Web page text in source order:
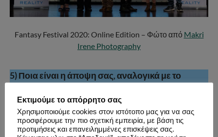
Fantasy Festival 2020: Online Edition – Φώτο από Makri
Irene Photography
5) Ποια είναι η άποψη σας, αναλογικά με το
το επίπεδο του κοινού του τομέα στον οποίο
απευθύνεται το Fantasy Festival;
Θεωρούμε ότι η Ελλάδα έχει μεγάλη δυναμική και ο
Εκτιμούμε το απόρρητο σας
Χρησιμοποιούμε cookies στον ιστότοπο μας για να σας
προσφέρουμε την πιο σχετική εμπειρία, με βάση τις
προτιμήσεις και επανειλημμένες επισκέψεις σας.